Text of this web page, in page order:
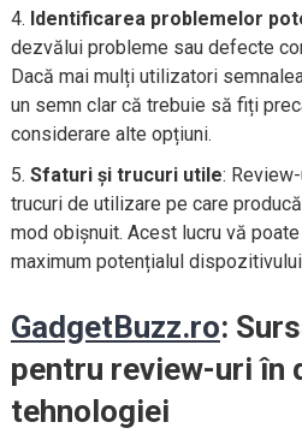
Identificarea problemelor
dezvălui probleme sau defecte
Dacă mai mulți utilizatori
un semn clar că trebuie să fiți
considerare alte opțiuni.
Sfaturi și trucuri utile:
trucuri de utilizare pe care
mod obișnuit. Acest lucru vă
maximum potențialul
GadgetBuzz.ro:
pentru review-uri în
tehnologiei